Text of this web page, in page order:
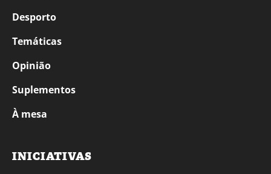
Desporto
Temáticas
Opinião
Suplementos
À mesa
INICIATIVAS